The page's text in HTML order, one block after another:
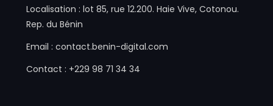
Localisation : lot 85, rue 12.200. Haie Vive, Cotonou.
Rep. du Bénin
Email : contact.benin-digital.com
Contact : +229 98 71 34 34